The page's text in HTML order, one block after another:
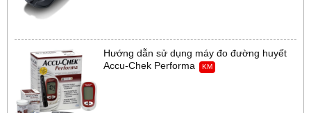
Hướng dẫn sử dụng máy đo đường huyết
Accu-Chek Performa
KM